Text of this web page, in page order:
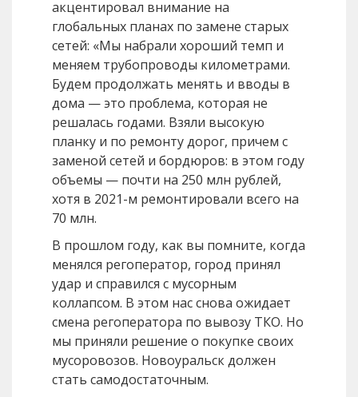
акцентировал внимание на
глобальных планах по замене старых
сетей: «Мы набрали хороший темп и
меняем трубопроводы километрами.
Будем продолжать менять и вводы в
дома — это проблема, которая не
решалась годами. Взяли высокую
планку и по ремонту дорог, причем с
заменой сетей и бордюров: в этом году
объемы — почти на 250 млн рублей,
хотя в 2021-м ремонтировали всего на
70 млн.
В прошлом году, как вы помните, когда
менялся регоператор, город принял
удар и справился с мусорным
коллапсом. В этом нас снова ожидает
смена регоператора по вывозу ТКО. Но
мы приняли решение о покупке своих
мусоровозов. Новоуральск должен
стать самодостаточным.